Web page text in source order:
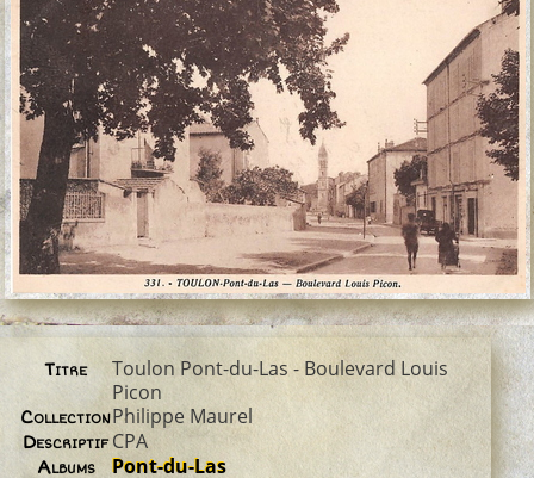
Titre
Toulon Pont-du-Las - Boulevard Louis
Picon
CollectionPhilippe Maurel
Descriptif CPA
Albums
Pont-du-Las